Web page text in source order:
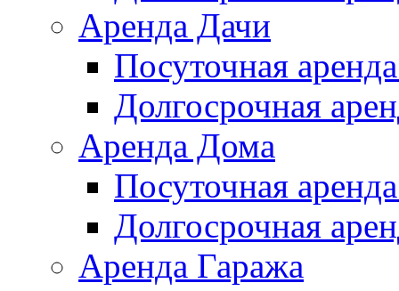
Аренда Дачи
Посуточная
Долгосрочная
Аренда Дома
Посуточная
Долгосрочная
Аренда Гаража